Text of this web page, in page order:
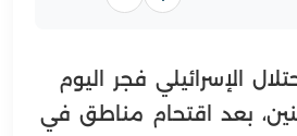
الإسرائيلي فجر اليوم
9 مواطنين، بعد اقتحام مناطق في